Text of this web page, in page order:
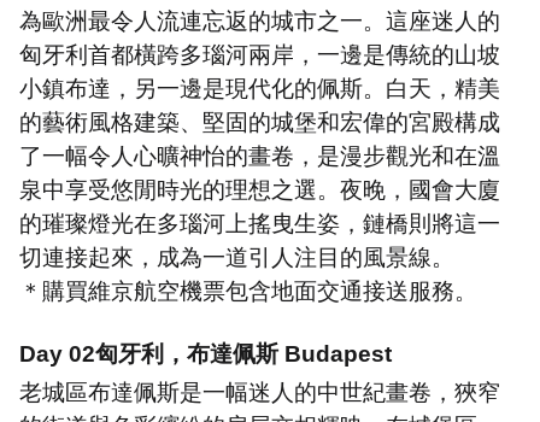
為歐洲最令人流連忘返的城市之一。這座迷人的
匈牙利首都橫跨多瑙河兩岸，一邊是傳統的山坡
小鎮布達，另一邊是現代化的佩斯。白天，精美
的藝術風格建築、堅固的城堡和宏偉的宮殿構成
了一幅令人心曠神怡的畫卷，是漫步觀光和在溫
泉中享受悠閒時光的理想之選。夜晚，國會大廈
的璀璨燈光在多瑙河上搖曳生姿，鏈橋則將這一
切連接起來，成為一道引人注目的風景線。
＊購買維京航空機票包含地面交通接送服務。
Day 02匈牙利，布達佩斯 Budapest
老城區布達佩斯是一幅迷人的中世紀畫卷，狹窄